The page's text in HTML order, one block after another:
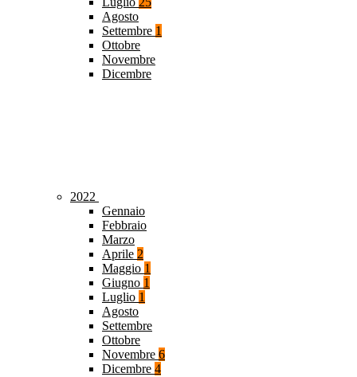
Agosto
Settembre 1
Ottobre
Novembre
Dicembre
2022
Gennaio
Febbraio
Marzo
Aprile 2
Maggio 1
Giugno 1
Luglio 1
Agosto
Settembre
Ottobre
Novembre 6
Dicembre 4